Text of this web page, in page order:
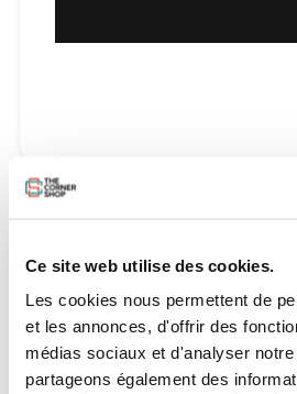
Ce site web utilise des cookies.
Les cookies nous permettent de
et les annonces, d'offrir des
médias sociaux et d'analyser
partageons également des
LES